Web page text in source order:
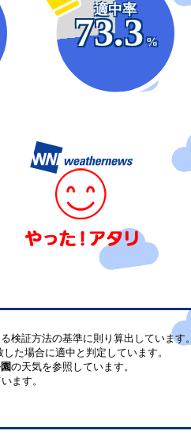
適中率
73.3
%
検証方法の基準に則り算出しています。
した場合に適中と判定しています。
の天気を参照しています。
ます。